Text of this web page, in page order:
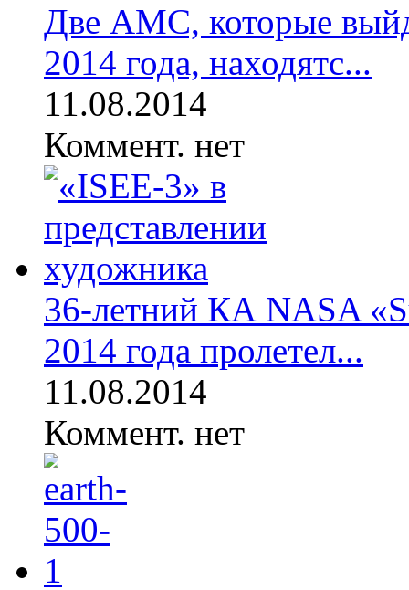
Две АМС, которые
2014 года, находятс...
11.08.2014
Коммент. нет
36-летний КА NASA
2014 года пролетел...
11.08.2014
Коммент. нет